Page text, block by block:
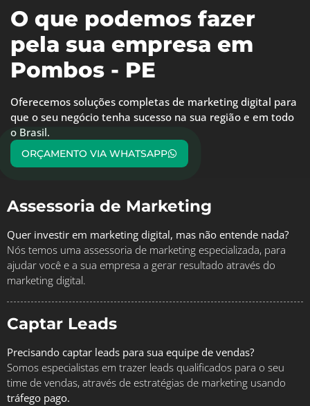
O que podemos fazer
pela sua empresa em
Pombos - PE
Oferecemos soluções completas de marketing digital para
que o seu negócio tenha sucesso na sua região e em todo
o Brasil.
ORÇAMENTO VIA WHATSAPP
Assessoria de Marketing
Quer investir em marketing digital, mas não entende nada?
Nós temos uma assessoria de marketing especializada, para
ajudar você e a sua empresa a gerar resultado através do
marketing digital.
Captar Leads
Precisando captar leads para sua equipe de vendas?
Somos especialistas em trazer leads qualificados para o seu
time de vendas, através de estratégias de marketing usando
tráfego pago.